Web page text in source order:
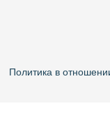
Политика в